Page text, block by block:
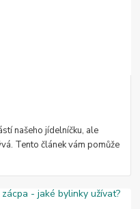
našeho jídelníčku, ale
Tento článek vám pomůže